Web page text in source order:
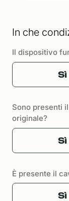
In che
Il dispositivo
Sì
Sono presenti
originale?
Sì
È presente il
Sì